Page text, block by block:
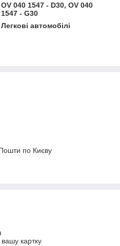
OV 040 1547 - D30, OV 040
1547 - G30
Легкові автомобілі
по Києву
картку